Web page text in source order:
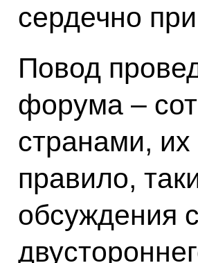
сердечно
Повод
форума –
странами,
правило,
обсуждения